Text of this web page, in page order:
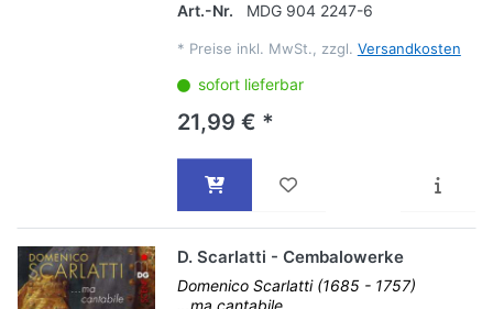
Art.-Nr.
MDG 904 2247-6
* Preise inkl. MwSt., zzgl. Versandkosten
sofort lieferbar
21,99 € *
D. Scarlatti - Cembalowerke
Domenico Scarlatti (1685 - 1757)
…ma cantabile